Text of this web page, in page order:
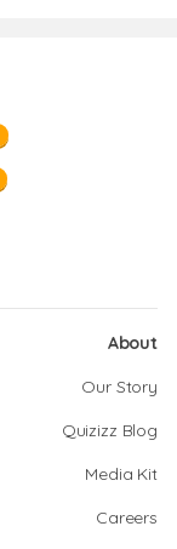
About
Our Story
Quizizz Blog
Media Kit
Careers